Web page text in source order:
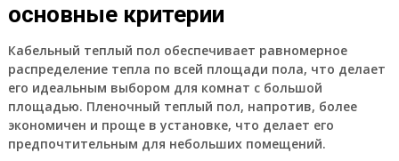
основные критерии
Кабельный теплый пол обеспечивает равномерное
распределение тепла по всей площади пола, что делает
его идеальным выбором для комнат с большой
площадью. Пленочный теплый пол, напротив, более
экономичен и проще в установке, что делает его
предпочтительным для небольших помещений.